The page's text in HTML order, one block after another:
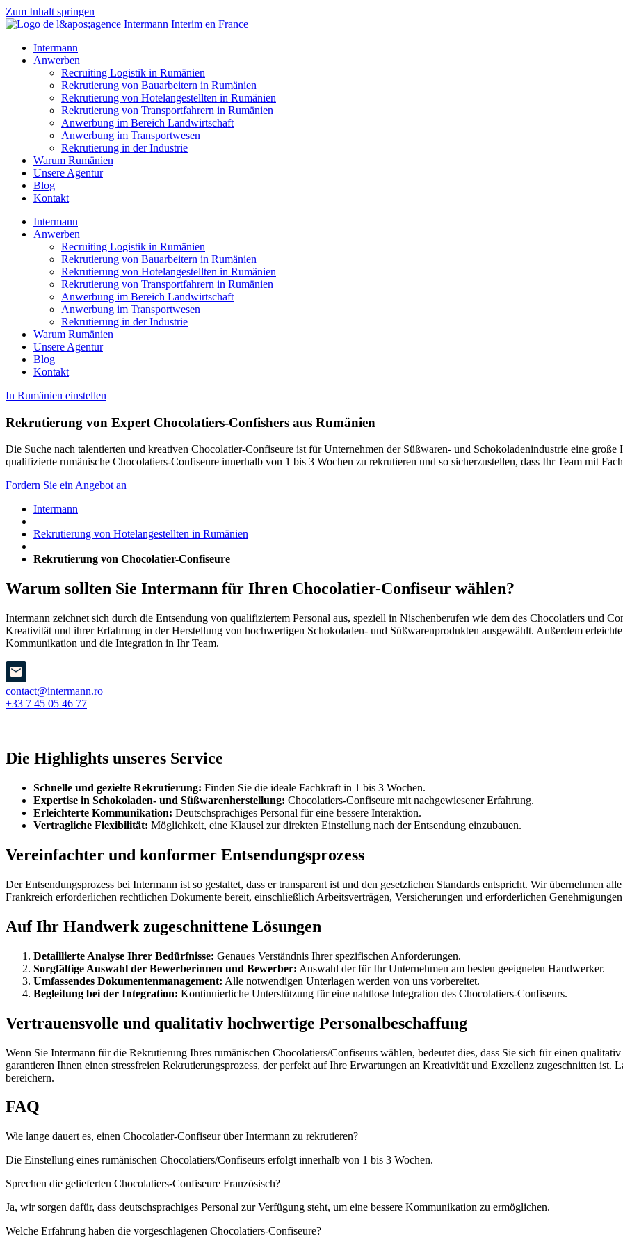
Zum Inhalt springen
Intermann
Anwerben
Recruiting Logistik in Rumänien
Rekrutierung von Bauarbeitern in Rumänien
Rekrutierung von Hotelangestellten in Rumänien
Rekrutierung von Transportfahrern in Rumänien
Anwerbung im Bereich Landwirtschaft
Anwerbung im Transportwesen
Rekrutierung in der Industrie
Warum Rumänien
Unsere Agentur
Blog
Kontakt
Intermann
Anwerben
Recruiting Logistik in Rumänien
Rekrutierung von Bauarbeitern in Rumänien
Rekrutierung von Hotelangestellten in Rumänien
Rekrutierung von Transportfahrern in Rumänien
Anwerbung im Bereich Landwirtschaft
Anwerbung im Transportwesen
Rekrutierung in der Industrie
Warum Rumänien
Unsere Agentur
Blog
Kontakt
In Rumänien einstellen
Rekrutierung von Expert Chocolatiers-Confishers aus Rumänien
Die Suche nach talentierten und kreativen Chocolatier-Confiseure ist für Unternehmen der Süßwaren- und Schokoladenindustrie eine
qualifizierte rumänische Chocolatiers-Confiseure innerhalb von 1 bis 3 Wochen zu rekrutieren und so sicherzustellen, dass Ihr Team mit
Fordern Sie ein Angebot an
Intermann
Rekrutierung von Hotelangestellten in Rumänien
Rekrutierung von Chocolatier-Confiseure
Warum sollten Sie Intermann für Ihren Chocolatier-Confiseur wählen?
Intermann zeichnet sich durch die Entsendung von qualifiziertem Personal aus, speziell in Nischenberufen wie dem des Chocolatiers und
Kreativität und ihrer Erfahrung in der Herstellung von hochwertigen Schokoladen- und Süßwarenprodukten ausgewählt. Außerdem
Kommunikation und die Integration in Ihr Team.
contact@intermann.ro
+33 7 45 05 46 77
Die Highlights unseres Service
Schnelle und gezielte Rekrutierung: Finden Sie die ideale Fachkraft in 1 bis 3 Wochen.
Expertise in Schokoladen- und Süßwarenherstellung: Chocolatiers-Confiseure mit nachgewiesener Erfahrung.
Erleichterte Kommunikation: Deutschsprachiges Personal für eine bessere Interaktion.
Vertragliche Flexibilität: Möglichkeit, eine Klausel zur direkten Einstellung nach der Entsendung einzubauen.
Vereinfachter und konformer Entsendungsprozess
Der Entsendungsprozess bei Intermann ist so gestaltet, dass er transparent ist und den gesetzlichen Standards entspricht. Wir übernehmen
Frankreich erforderlichen rechtlichen Dokumente bereit, einschließlich Arbeitsverträgen, Versicherungen und erforderlichen
Auf Ihr Handwerk zugeschnittene Lösungen
Detaillierte Analyse Ihrer Bedürfnisse: Genaues Verständnis Ihrer spezifischen Anforderungen.
Sorgfältige Auswahl der Bewerberinnen und Bewerber: Auswahl der für Ihr Unternehmen am besten geeigneten Handwerker.
Umfassendes Dokumentenmanagement: Alle notwendigen Unterlagen werden von uns vorbereitet.
Begleitung bei der Integration: Kontinuierliche Unterstützung für eine nahtlose Integration des Chocolatiers-Confiseurs.
Vertrauensvolle und qualitativ hochwertige Personalbeschaffung
Wenn Sie Intermann für die Rekrutierung Ihres rumänischen Chocolatiers/Confiseurs wählen, bedeutet dies, dass Sie sich für einen
garantieren Ihnen einen stressfreien Rekrutierungsprozess, der perfekt auf Ihre Erwartungen an Kreativität und Exzellenz zugeschnitten ist.
bereichern.
FAQ
Wie lange dauert es, einen Chocolatier-Confiseur über Intermann zu rekrutieren?
Die Einstellung eines rumänischen Chocolatiers/Confiseurs erfolgt innerhalb von 1 bis 3 Wochen.
Sprechen die gelieferten Chocolatiers-Confiseure Französisch?
Ja, wir sorgen dafür, dass deutschsprachiges Personal zur Verfügung steht, um eine bessere Kommunikation zu ermöglichen.
Welche Erfahrung haben die vorgeschlagenen Chocolatiers-Confiseure?